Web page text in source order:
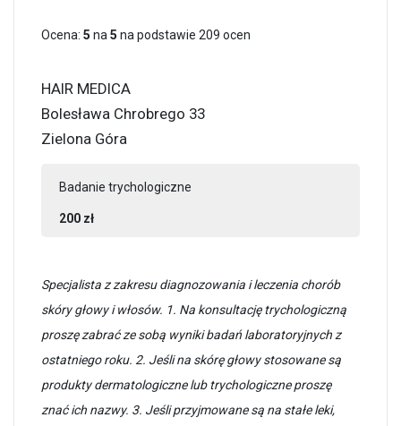
Ocena: 5 na 5 na podstawie 209 ocen
HAIR MEDICA
Bolesława Chrobrego 33
Zielona Góra
Badanie trychologiczne
200 zł
Specjalista z zakresu diagnozowania i leczenia chorób
skóry głowy i włosów. 1. Na konsultację trychologiczną
proszę zabrać ze sobą wyniki badań laboratoryjnych z
ostatniego roku. 2. Jeśli na skórę głowy stosowane są
produkty dermatologiczne lub trychologiczne proszę
znać ich nazwy. 3. Jeśli przyjmowane są na stałe leki,